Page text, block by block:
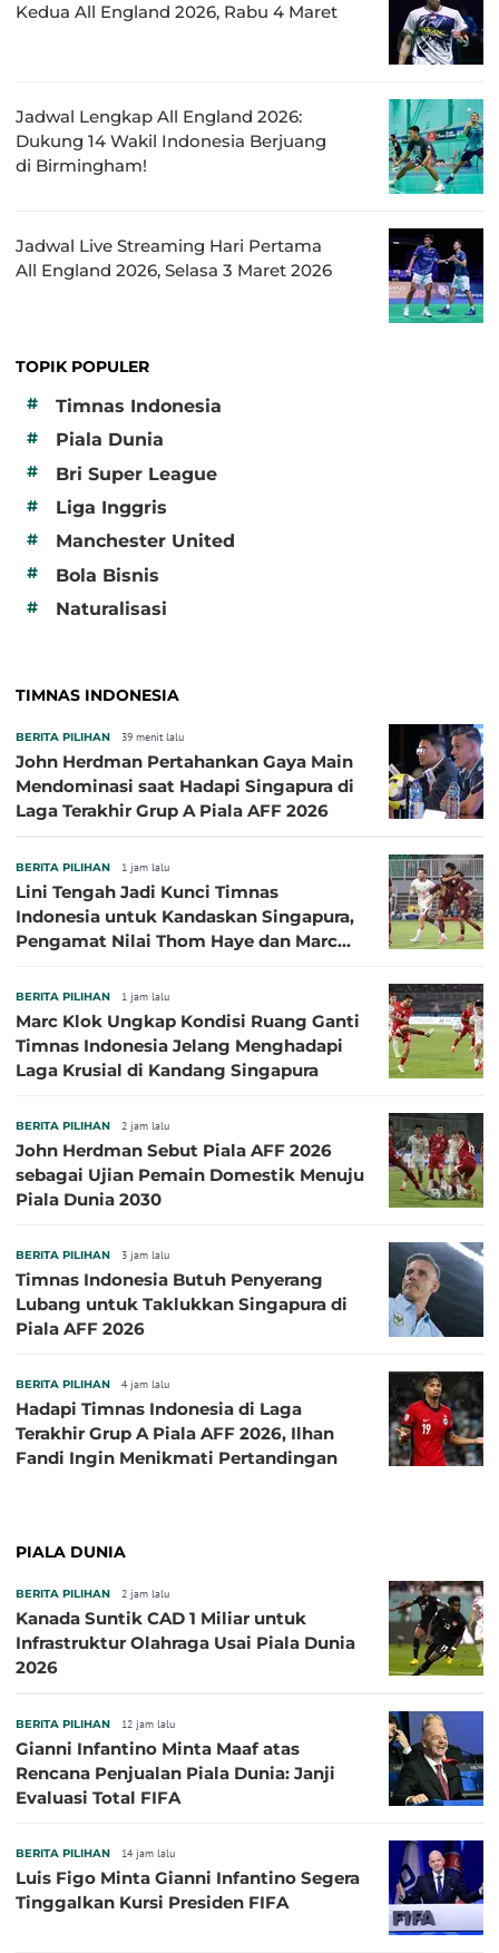
Kedua All England 2026, Rabu 4 Maret
Jadwal Lengkap All England 2026:
Dukung 14 Wakil Indonesia Berjuang
di Birmingham!
Jadwal Live Streaming Hari Pertama
All England 2026, Selasa 3 Maret 2026
TOPIK POPULER
#
Timnas Indonesia
# Piala Dunia
# Bri Super League
# Liga Inggris
# Manchester United
# Bola Bisnis
# Naturalisasi
TIMNAS INDONESIA
BERITA PILIHAN 39 menit lalu
John Herdman Pertahankan Gaya Main
Mendominasi saat Hadapi Singapura di
Laga Terakhir Grup A Piala AFF 2026
BERITA PILIHAN 1 jam lalu
Lini Tengah Jadi Kunci Timnas
Indonesia untuk Kandaskan Singapura,
Pengamat Nilai Thom Haye dan Marc
BERITA PILIHAN 1 jam lalu
Marc Klok Ungkap Kondisi Ruang Ganti
Timnas Indonesia Jelang Menghadapi
Laga Krusial di Kandang Singapura
BERITA PILIHAN 2 jam lalu
John Herdman Sebut Piala AFF 2026
sebagai Ujian Pemain Domestik Menuju
Piala Dunia 2030
BERITA PILIHAN 3 jam lalu
Timnas Indonesia Butuh Penyerang
Lubang untuk Taklukkan Singapura di
Piala AFF 2026
BERITA PILIHAN 4 jam lalu
Hadapi Timnas Indonesia di Laga
Terakhir Grup A Piala AFF 2026, Ilhan
Fandi Ingin Menikmati Pertandingan
PIALA DUNIA
BERITA PILIHAN 2 jam lalu
Kanada Suntik CAD 1 Miliar untuk
Infrastruktur Olahraga Usai Piala Dunia
2026
BERITA PILIHAN 12 jam lalu
Gianni Infantino Minta Maaf atas
Rencana Penjualan Piala Dunia: Janji
Evaluasi Total FIFA
BERITA PILIHAN 14 jam lalu
Luis Figo Minta Gianni Infantino Segera
Tinggalkan Kursi Presiden FIFA